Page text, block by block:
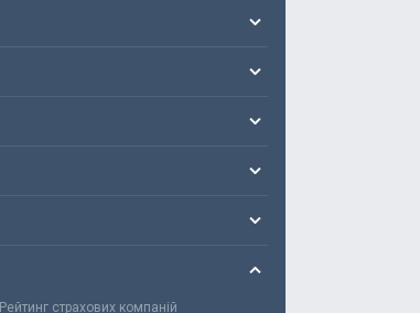
Рейтинг страхових компаній